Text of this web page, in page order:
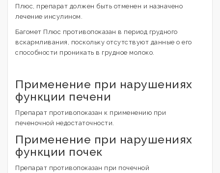
Плюс, препарат должен быть отменен и назначено
лечение инсулином.
Багомет Плюс противопоказан в период грудного
вскармливания, поскольку отсутствуют данные о его
способности проникать в грудное молоко.
Применение при нарушениях
функции печени
Препарат противопоказан к применению при
печеночной недостаточности.
Применение при нарушениях
функции почек
Препарат противопоказан при почечной